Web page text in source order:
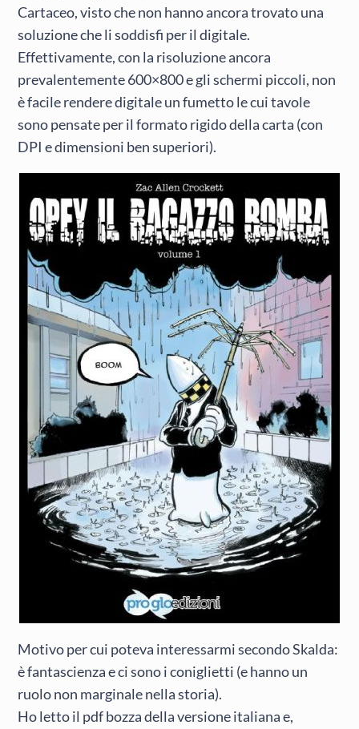
Cartaceo, visto che non hanno ancora trovato una
soluzione che li soddisfi per il digitale.
Effettivamente, con la risoluzione ancora
prevalentemente 600×800 e gli schermi piccoli, non
è facile rendere digitale un fumetto le cui tavole
sono pensate per il formato rigido della carta (con
DPI e dimensioni ben superiori).
Motivo per cui poteva interessarmi secondo Skalda:
è fantascienza e ci sono i coniglietti (e hanno un
ruolo non marginale nella storia).
Ho letto il pdf bozza della versione italiana e,